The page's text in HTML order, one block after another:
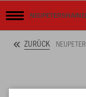
ZURÜCK